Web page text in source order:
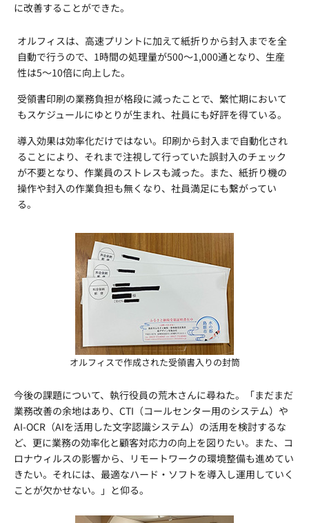
に改善することができた。
オルフィスは、高速プリントに加えて紙折りから封入までを全
自動で行うので、1時間の処理量が500～1,000通となり、生産
性は5～10倍に向上した。
受領書印刷の業務負担が格段に減ったことで、繁忙期において
もスケジュールにゆとりが生まれ、社員にも好評を得ている。
導入効果は効率化だけではない。印刷から封入まで自動化され
ることにより、それまで注視して行っていた誤封入のチェック
が不要となり、作業員のストレスも減った。また、紙折り機の
操作や封入の作業負担も無くなり、社員満足にも繋がってい
る。
オルフィスで作成された受領書入りの封筒
今後の課題について、執行役員の荒木さんに尋ねた。「まだまだ
業務改善の余地はあり、CTI（コールセンター用のシステム）や
AI-OCR（AIを活用した文字認識システム）の活用を検討するな
ど、更に業務の効率化と顧客対応力の向上を図りたい。また、コ
ロナウィルスの影響から、リモートワークの環境整備も進めてい
きたい。それには、最適なハード・ソフトを導入し運用していく
ことが欠かせない。」と仰る。